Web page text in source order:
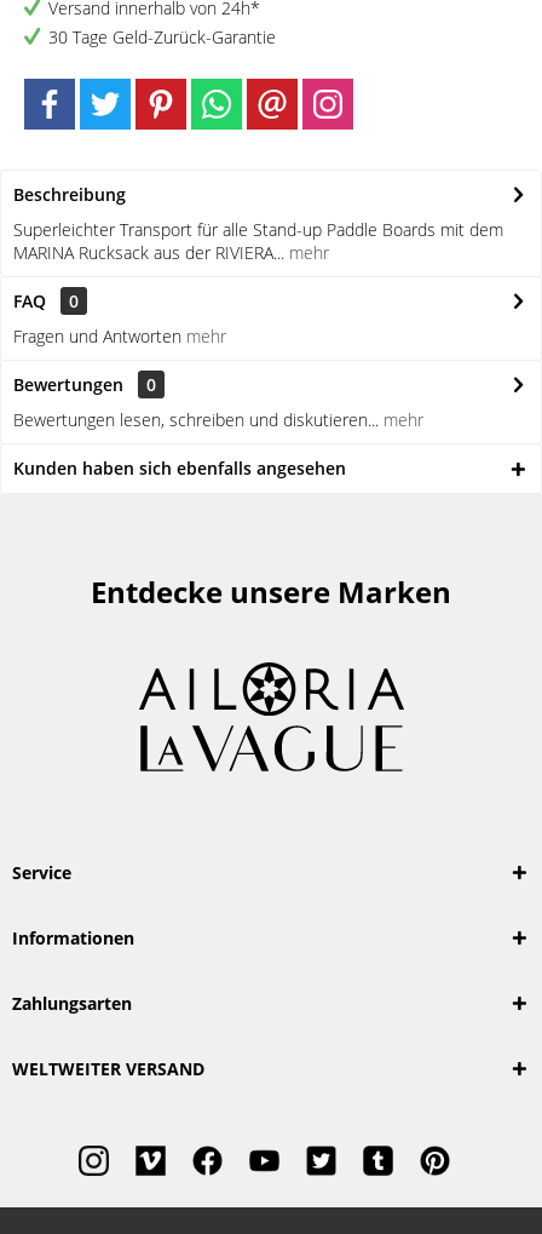
Versand innerhalb von 24h*
30 Tage Geld-Zurück-Garantie
Beschreibung
Superleichter Transport für alle Stand-up Paddle Boards mit dem
MARINA Rucksack aus der RIVIERA... mehr
FAQ
0
Fragen und Antworten mehr
Bewertungen
0
Bewertungen lesen, schreiben und diskutieren... mehr
Kunden haben sich ebenfalls angesehen
Entdecke unsere Marken
Service
Informationen
Zahlungsarten
WELTWEITER VERSAND